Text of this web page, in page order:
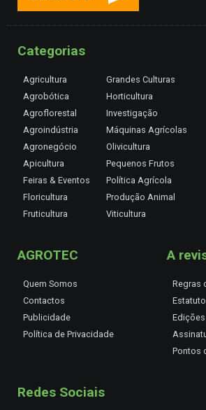
Categorias
Agricultura
Agrobótica
Agroflorestal
Agroindústria
Agronegócio
Apicultura
Feiras & Eventos
Floricultura
Fruticultura
Grandes Culturas
Horticultura
Investigação
Máquinas Agrícolas
Olivicultura
Pequenos Frutos
Política Agrícola
Produção Animal
Viticultura
AGROTEC
Quem Somos
Contactos
Publicidade
Política de Privacidade
A
Regras
Pontos
Redes Sociais